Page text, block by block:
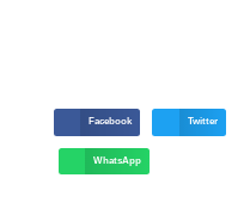
Facebook Twitter
WhatsApp